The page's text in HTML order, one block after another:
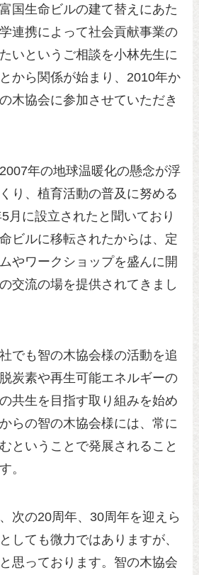
国生命ビルの建て替えにあた
連携によって社会貢献事業の
いというご相談を小林先生に
から関係が始まり、2010年か
木協会に参加させていただき
年の地球温暖化の懸念が浮
り、植育活動の普及に努める
月に設立されたと聞いており
ビルに移転されたからは、定
やワークショップを盛んに開
交流の場を提供されてきまし
でも智の木協会様の活動を追
炭素や再生可能エネルギーの
共生を目指す取り組みを始め
らの智の木協会様には、常に
ということで発展されること
。
次の20周年、30周年を迎えら
しても微力ではありますが、
思っております。智の木協会